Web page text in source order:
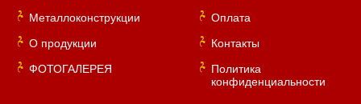
Металлоконструкции
О продукции
ФОТОГАЛЕРЕЯ
Оплата
Контакты
Политика
конфиденциальности